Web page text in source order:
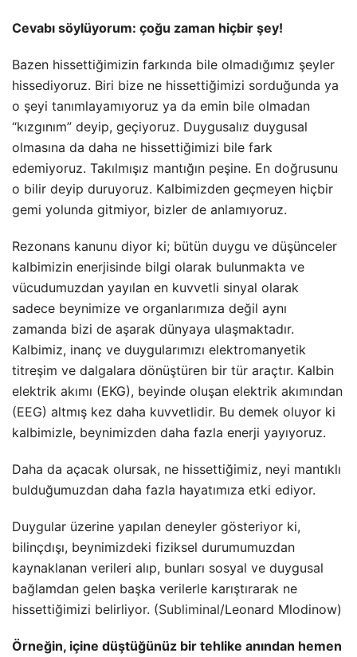
Cevabı söylüyorum: çoğu zaman hiçbir şey!
Bazen hissettiğimizin farkında bile olmadığımız şeyler
hissediyoruz. Biri bize ne hissettiğimizi sorduğunda ya
o şeyi tanımlayamıyoruz ya da emin bile olmadan
“kızgınım” deyip, geçiyoruz. Duygusalız duygusal
olmasına da daha ne hissettiğimizi bile fark
edemiyoruz. Takılmışız mantığın peşine. En doğrusunu
o bilir deyip duruyoruz. Kalbimizden geçmeyen hiçbir
gemi yolunda gitmiyor, bizler de anlamıyoruz.
Rezonans kanunu diyor ki; bütün duygu ve düşünceler
kalbimizin enerjisinde bilgi olarak bulunmakta ve
vücudumuzdan yayılan en kuvvetli sinyal olarak
sadece beynimize ve organlarımıza değil aynı
zamanda bizi de aşarak dünyaya ulaşmaktadır.
Kalbimiz, inanç ve duygularımızı elektromanyetik
titreşim ve dalgalara dönüştüren bir tür araçtır. Kalbin
elektrik akımı (EKG), beyinde oluşan elektrik akımından
(EEG) altmış kez daha kuvvetlidir. Bu demek oluyor ki
kalbimizle, beynimizden daha fazla enerji yayıyoruz.
Daha da açacak olursak, ne hissettiğimiz, neyi mantıklı
bulduğumuzdan daha fazla hayatımıza etki ediyor.
Duygular üzerine yapılan deneyler gösteriyor ki,
bilinçdışı, beynimizdeki fiziksel durumumuzdan
kaynaklanan verileri alıp, bunları sosyal ve duygusal
bağlamdan gelen başka verilerle karıştırarak ne
hissettiğimizi belirliyor. (Subliminal/Leonard Mlodinow)
Örneğin, içine düştüğünüz bir tehlike anından hemen